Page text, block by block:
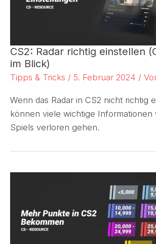
CS2: Radar richtig einstellen
im Blick)
Tipps & Tricks / 5. Februar 2024 /
Wenn das Radar in CS2 nicht richtig
können viele wichtige Informationen
Spiels verloren gehen.